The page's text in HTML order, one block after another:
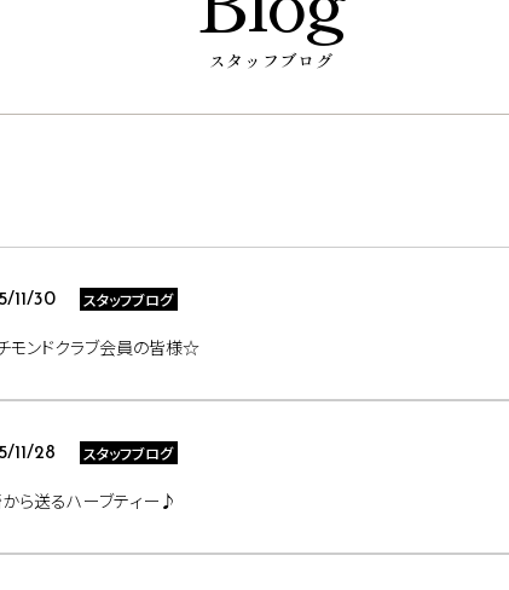
スタッフブログ
11/30 スタッフブログ
モンドクラブ会員の皆様☆
11/28 スタッフブログ
ら送るハーブティー♪